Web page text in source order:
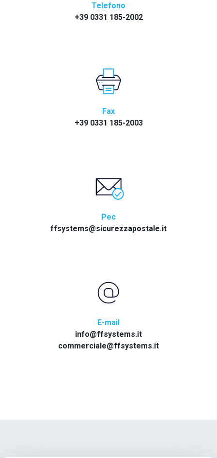
Telefono
+39 0331 185-2002
Fax
+39 0331 185-2003
Pec
ffsystems@sicurezzapostale.it
E-mail
info@ffsystems.it
commerciale@ffsystems.it